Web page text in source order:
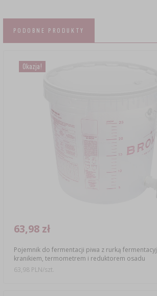
PODOBNE PRODUKTY
Okazja!
Pojemnik do fermentacji piwa z rurką
kranikiem, termometrem i reduktorem osadu
63,98 zł
63,98 PLN/szt.